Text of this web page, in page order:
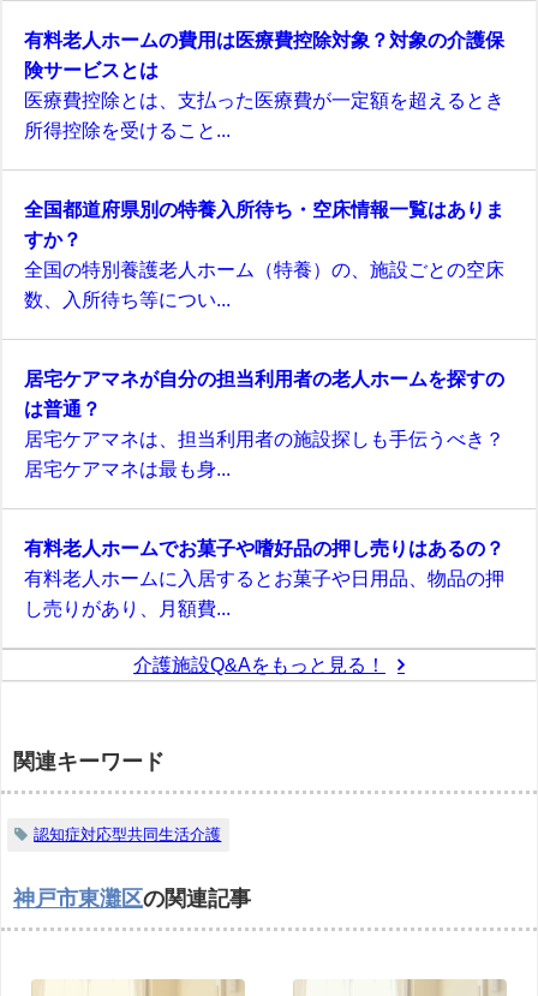
有料老人ホームの費用は医療費控除対象？対象の介護保
険サービスとは
医療費控除とは、支払った医療費が一定額を超えるとき
所得控除を受けること...
全国都道府県別の特養入所待ち・空床情報一覧はありま
すか？
全国の特別養護老人ホーム（特養）の、施設ごとの空床
数、入所待ち等につい...
居宅ケアマネが自分の担当利用者の老人ホームを探すの
は普通？
居宅ケアマネは、担当利用者の施設探しも手伝うべき？
居宅ケアマネは最も身...
有料老人ホームでお菓子や嗜好品の押し売りはあるの？
有料老人ホームに入居するとお菓子や日用品、物品の押
し売りがあり、月額費...
介護施設Q&Aをもっと見る！
関連キーワード
認知症対応型共同生活介護
神戸市東灘区の関連記事